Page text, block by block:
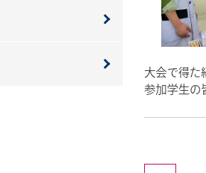
大会で得た
参加学生の